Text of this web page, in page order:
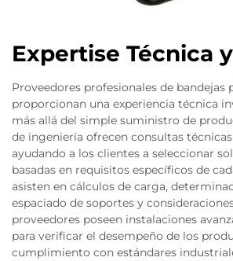
Expertise Técnica
Proveedores profesionales de bandejas
proporcionan una experiencia técnica
más allá del simple suministro de
de ingeniería ofrecen consultas
ayudando a los clientes a seleccionar
basadas en requisitos específicos de
asisten en cálculos de carga,
espaciado de soportes y
proveedores poseen instalaciones
para verificar el desempeño de los
cumplimiento con estándares